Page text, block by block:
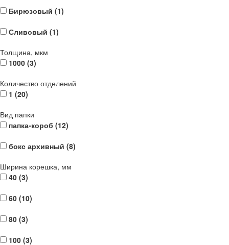
Бирюзовый (1)
Сливовый (1)
Толщина, мкм
1000 (3)
Количество отделений
1 (20)
Вид папки
папка-короб (12)
бокс архивный (8)
Ширина корешка, мм
40 (3)
60 (10)
80 (3)
100 (3)